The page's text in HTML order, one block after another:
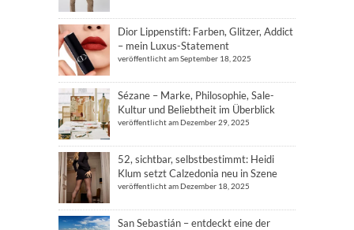
Dior Lippenstift: Farben, Glitzer, Addict
– mein Luxus-Statement
veröffentlicht am September 18, 2025
Sézane – Marke, Philosophie, Sale-
Kultur und Beliebtheit im Überblick
veröffentlicht am Dezember 29, 2025
52, sichtbar, selbstbestimmt: Heidi
Klum setzt Calzedonia neu in Szene
veröffentlicht am Dezember 18, 2025
San Sebastián – entdeckt eine der